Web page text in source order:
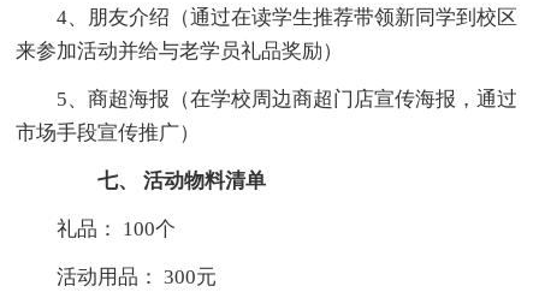
4、朋友介绍（通过在读学生推荐带领新同学到校区
来参加活动并给与老学员礼品奖励）
5、商超海报（在学校周边商超门店宣传海报，通过
市场手段宣传推广）
七、 活动物料清单
礼品： 100个
活动用品： 300元